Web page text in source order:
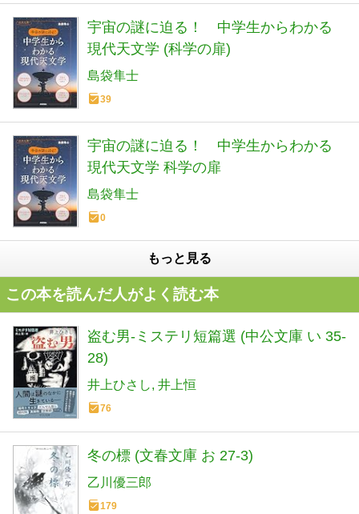
宇宙の謎に迫る！ 中学生からわかる
現代天文学 (科学の扉)
島袋隼士
39
宇宙の謎に迫る！ 中学生からわかる
現代天文学 科学の扉
島袋隼士
0
もっと見る
この本を読んだ人がよく読む本
盗む男-ミステリ短篇選 (中公文庫 い 35-
28)
井上ひさし 井上恒
76
冬の標 (文春文庫 お 27-3)
乙川優三郎
179